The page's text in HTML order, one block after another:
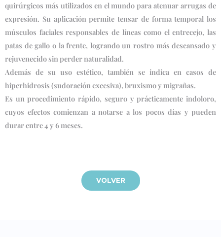
quirúrgicos más utilizados en el mundo para atenuar arrugas de
expresión. Su aplicación permite tensar de forma temporal los
músculos faciales responsables de líneas como el entrecejo, las
patas de gallo o la frente, logrando un rostro más descansado y
rejuvenecido sin perder naturalidad.
Además de su uso estético, también se indica en casos de
hiperhidrosis (sudoración excesiva), bruxismo y migrañas.
Es un procedimiento rápido, seguro y prácticamente indoloro,
cuyos efectos comienzan a notarse a los pocos días y pueden
durar entre 4 y 6 meses.
VOLVER